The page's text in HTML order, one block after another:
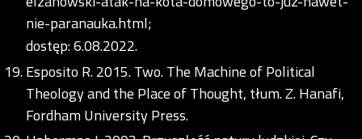
nie-paranauka.html;
dostęp: 6.08.2022.
Esposito R. 2015. Two. The Machine of Political
Theology and the Place of Thought, tłum. Z. Hanafi,
Fordham University Press.